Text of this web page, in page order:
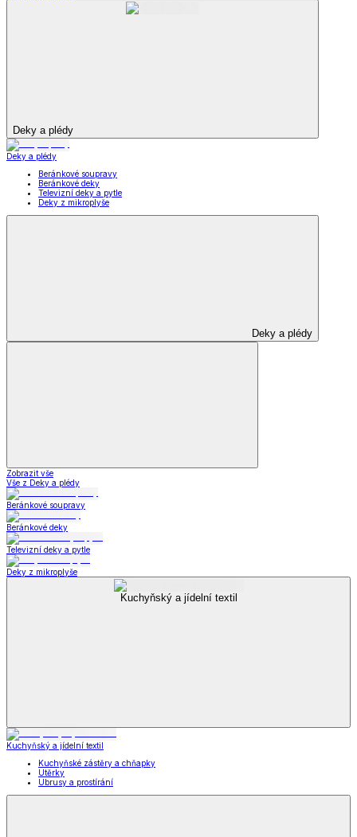
Deky a plédy
Deky a plédy
Beránkové soupravy
Beránkové deky
Televizní deky a pytle
Deky z mikroplyše
Deky a plédy
Zobrazit vše
Vše z Deky a plédy
Beránkové soupravy
Beránkové deky
Televizní deky a pytle
Deky z mikroplyše
Kuchyňský a jídelní textil
Kuchyňský a jídelní textil
Kuchyňské zástěry a chňapky
Utěrky
Ubrusy a prostírání